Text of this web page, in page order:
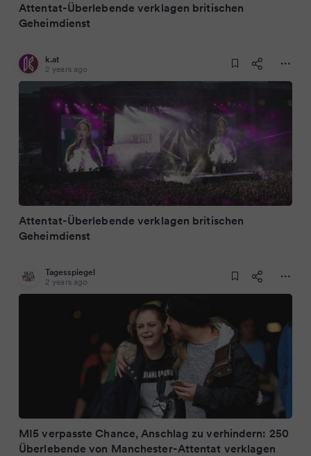
Attentat-Überlebende verklagen britischen
Geheimdienst
k.at
2 years ago
Attentat-Überlebende verklagen britischen
Geheimdienst
Tagesspiegel
2 years ago
MI5 verpasste Chance, Anschlag zu verhindern: 250
Überlebende von Manchester-Attentat verklagen